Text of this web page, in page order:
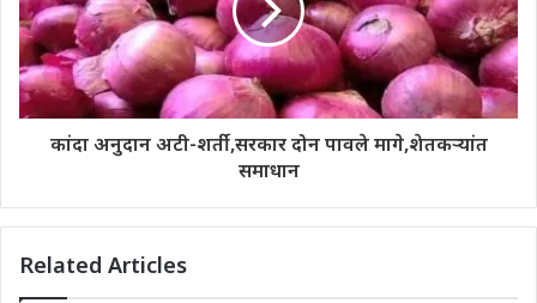
कांदा अनुदान अटी-शर्ती,सरकार दोन पावले मागे,शेतकऱ्यांत
समाधान
Related Articles